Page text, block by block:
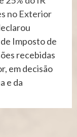
no Exterior
Imposto de
recebidas
em decisão
e da